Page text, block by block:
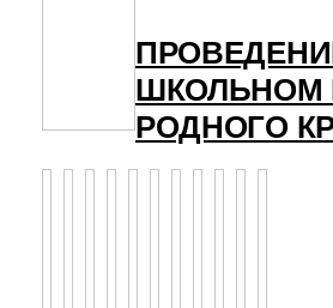
ШКОЛЬНОМ
РОДНОГО